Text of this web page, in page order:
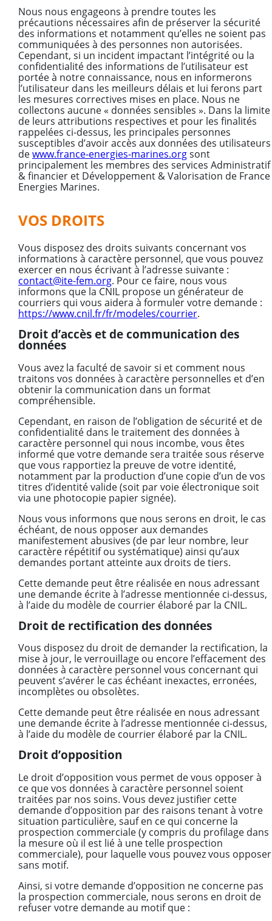
Nous nous engageons à prendre toutes les
précautions nécessaires afin de préserver la sécurité
des informations et notamment qu’elles ne soient pas
communiquées à des personnes non autorisées.
Cependant, si un incident impactant l’intégrité ou la
confidentialité des informations de l’utilisateur est
portée à notre connaissance, nous en informerons
l’utilisateur dans les meilleurs délais et lui ferons part
les mesures correctives mises en place. Nous ne
collectons aucune « données sensibles ». Dans la limite
de leurs attributions respectives et pour les finalités
rappelées ci-dessus, les principales personnes
susceptibles d’avoir accès aux données des utilisateurs
dewww.france-energies-marines.orgsont
principalement les membres des services Administratif
& financier et Développement & Valorisation de France
Energies Marines.
VOS DROITS
Vous disposez des droits suivants concernant vos
informations à caractère personnel, que vous pouvez
exercer en nous écrivant à l’adresse suivante :
contact@ite-fem.org. Pour ce faire, nous vous
informons que la CNIL propose un générateur de
courriers qui vous aidera à formuler votre demande :
https://www.cnil.fr/fr/modeles/courrier.
Droit d’accès et de communication des
données
Vous avez la faculté de savoir si et comment nous
traitons vos données à caractère personnelles et d’en
obtenir la communication dans un format
compréhensible.
Cependant, en raison de l’obligation de sécurité et de
confidentialité dans le traitement des données à
caractère personnel qui nous incombe, vous êtes
informé que votre demande sera traitée sous réserve
que vous rapportiez la preuve de votre identité,
notamment par la production d’une copie d’un de vos
titres d’identité valide (soit par voie électronique soit
via une photocopie papier signée).
Nous vous informons que nous serons en droit, le cas
échéant, de nous opposer aux demandes
manifestement abusives (de par leur nombre, leur
caractère répétitif ou systématique) ainsi qu’aux
demandes portant atteinte aux droits de tiers.
Cette demande peut être réalisée en nous adressant
une demande écrite à l’adresse mentionnée ci-dessus,
à l’aide du modèle de courrier élaboré par la CNIL.
Droit de rectification des données
Vous disposez du droit de demander la rectification, la
mise à jour, le verrouillage ou encore l’effacement des
données à caractère personnel vous concernant qui
peuvent s’avérer le cas échéant inexactes, erronées,
incomplètes ou obsolètes.
Cette demande peut être réalisée en nous adressant
une demande écrite à l’adresse mentionnée ci-dessus,
à l’aide du modèle de courrier élaboré par la CNIL.
Droit d’opposition
Le droit d’opposition vous permet de vous opposer à
ce que vos données à caractère personnel soient
traitées par nos soins. Vous devez justifier cette
demande d’opposition par des raisons tenant à votre
situation particulière, sauf en ce qui concerne la
prospection commerciale (y compris du profilage dans
la mesure où il est lié à une telle prospection
commerciale), pour laquelle vous pouvez vous opposer
sans motif.
Ainsi, si votre demande d’opposition ne concerne pas
la prospection commerciale, nous serons en droit de
refuser votre demande au motif que :